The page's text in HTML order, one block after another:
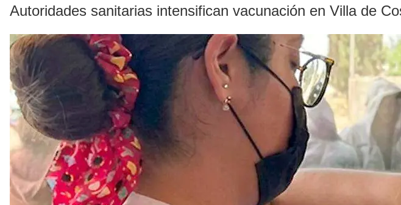
Autoridades sanitarias intensifican vacunación en Villa de